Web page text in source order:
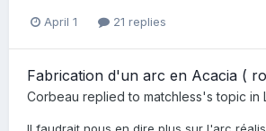
April 1 21 replies
Fabrication d'un arc en Acacia (
Corbeau replied to matchless's topic in